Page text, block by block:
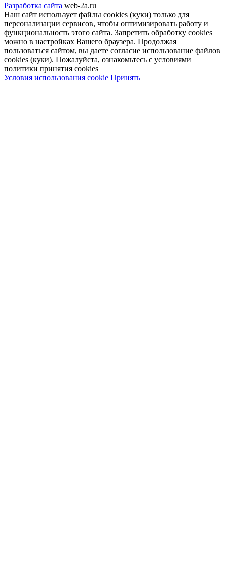
Разработка сайта web-2a.ru
Наш сайт использует файлы cookies (куки) только для
персонализации сервисов, чтобы оптимизировать работу и
функциональность этого сайта. Запретить обработку cookies
можно в настройках Вашего браузера. Продолжая
пользоваться сайтом, вы даете согласие использование файлов
cookies (куки). Пожалуйста, ознакомьтесь с условиями
политики принятия сookies
Условия использования cookie Принять